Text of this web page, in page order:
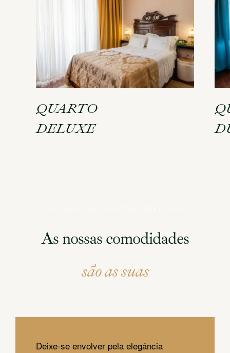
QUARTO
DELUXE
As nossas comodidades
sãoassuas
Deixe-se envolver pela elegância
(+315) 231 930 150